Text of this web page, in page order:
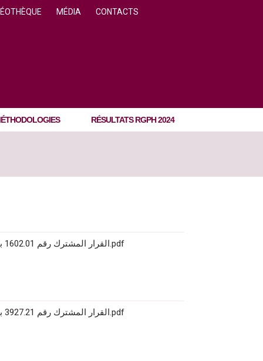
MÉDIA CONTACTS
RÉSULTATS RGPH 2024
القرار المشترك رقم 1602.01 بتجديد تعريفة بيع منشورات ومنتجات وخدمات والمعهد الوطني.pdf
القرار المشترك رقم 3927.21 بتجديد تعريفة بيع منشورات ومنتجات وخدمات والمعهد الوطني.pdf